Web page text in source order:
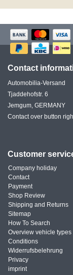
Contact
Automobilia-Versand
Tjaddehofstr. 6
Jemgum, GERMANY
Contact over button
Customer
Company holiday
Contact
Payment
Shop Review
Shipping and Returns
Sitemap
How To Search
Overview vehicle types
Conditions
Widerrufsbelehrung
Privacy
imprint